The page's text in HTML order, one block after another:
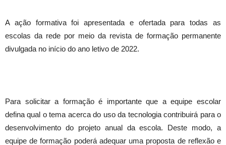
A ação formativa foi apresentada e ofertada para todas as
escolas da rede por meio da revista de formação permanente
divulgada no início do ano letivo de 2022.
Para solicitar a formação é importante que a equipe escolar
defina qual o tema acerca do uso da tecnologia contribuirá para o
desenvolvimento do projeto anual da escola. Deste modo, a
equipe de formação poderá adequar uma proposta de reflexão e